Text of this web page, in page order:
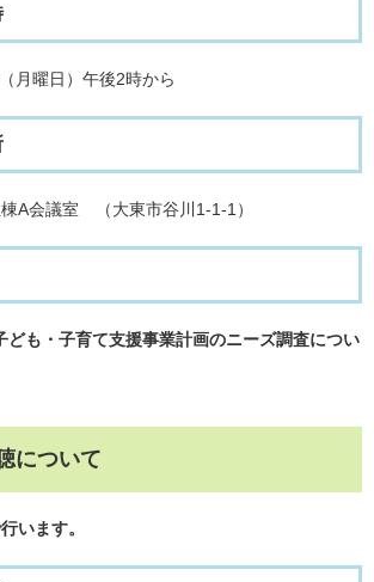
月曜日）午後2時から
A会議室 （大東市谷川1-1-1）
ども・子育て支援事業計画のニーズ調査につい
について
います。